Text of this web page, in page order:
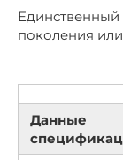
Единственный
поколения
Данные